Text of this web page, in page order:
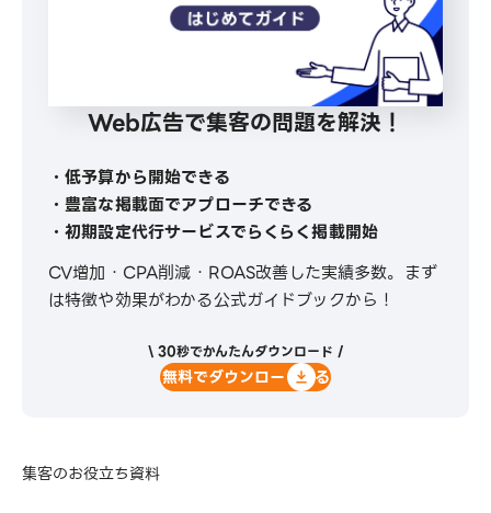
Web広告で集客の問題を解決！
・低予算から開始できる
・豊富な掲載面でアプローチできる
・初期設定代行サービスでらくらく掲載開始
CV増加・CPA削減・ROAS改善した実績多数。まず
は特徴や効果がわかる公式ガイドブックから！
\ 30秒でかんたんダウンロード /
無料でダウンロードする
集客のお役立ち資料